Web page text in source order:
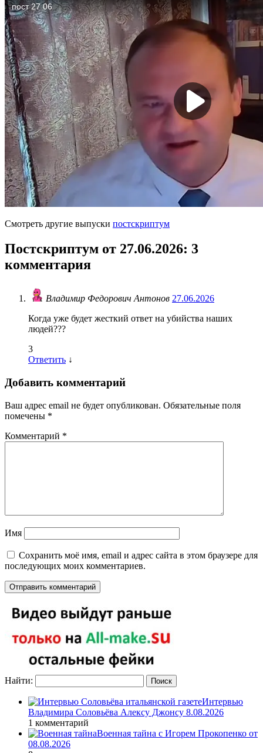
Смотреть другие выпуски постскриптум
Постскриптум от 27.06.2026: 3
комментария
Владимир Федорович Антонов 27.06.2026
Когда уже будет жесткий ответ на убийства наших
людей???
3
Ответить ↓
Добавить комментарий
Ваш адрес email не будет опубликован. Обязательные поля
помечены *
Комментарий *
Имя
Сохранить моё имя, email и адрес сайта в этом браузере для
последующих моих комментариев.
Найти:
Интервью
Владимира Соловьёва Алексу Джонсу 8.08.2026
1 комментарий
Военная тайна с Игорем Прокопенко от
08.08.2026